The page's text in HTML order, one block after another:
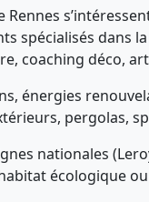
Rennes
spécialisés dans
coaching déco,
énergies
pergolas,
nationales
écologique